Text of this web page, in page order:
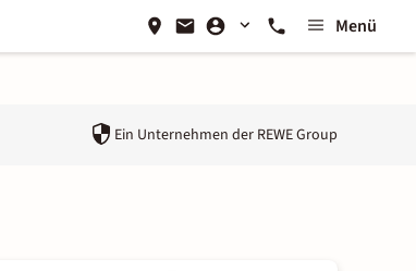
Menü
Ein Unternehmen der REWE Group